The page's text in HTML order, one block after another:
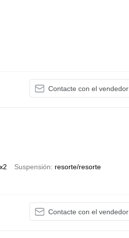
Contacte con el vendedor
Suspensión resorte/resorte
Contacte con el vendedor